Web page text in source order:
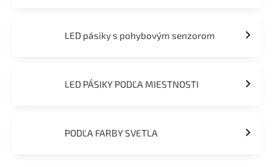
LED pásiky s pohybovým senzorom
LED PÁSIKY PODĽA MIESTNOSTI
PODĽA FARBY SVETLA